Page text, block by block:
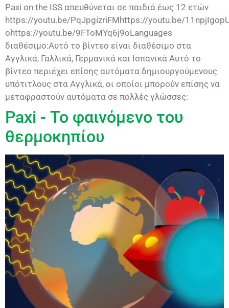
Paxi on the ISS απευθύνεται σε παιδιά έως 12 ετών
https://youtu.be/PqJpgizriFMhttps://youtu.be/
ohttps://youtu.be/9FToMYq6j9oLanguages
διαθέσιμο:Αυτό το βίντεο είναι διαθέσιμο στα
Αγγλικά, Γαλλικά, Γερμανικά και Ισπανικά Αυτό το
βίντεο περιέχει επίσης αυτόματα δημιουργούμενους
υπότιτλους στα Αγγλικά, οι οποίοι μπορούν επίσης να
μεταφραστούν αυτόματα σε πολλές γλώσσες:
Paxi - Το φαινόμενο του
θερμοκηπίου